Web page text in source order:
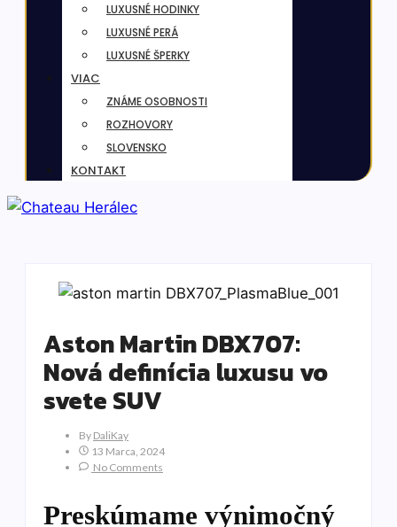
LUXUSNÉ HODINKY
LUXUSNÉ PERÁ
LUXUSNÉ ŠPERKY
VIAC
ZNÁME OSOBNOSTI
ROZHOVORY
SLOVENSKO
KONTAKT
Aston Martin DBX707:
Nová definícia luxusu vo
svete SUV
By DaliKay
13 Marca, 2024
No Comments
Preskúmame výnimočný